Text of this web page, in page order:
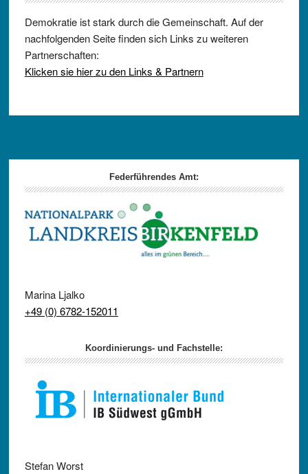
Demokratie ist stark durch die Gemeinschaft. Auf der
nachfolgenden Seite finden sich Links zu weiteren
Partnerschaften:
Klicken sie hier zu den Links & Partnern
Footer Federführendes Amt:
Marina Ljalko
+49 (0) 6782-152011
Koordinierungs- und Fachstelle:
Stefan Worst